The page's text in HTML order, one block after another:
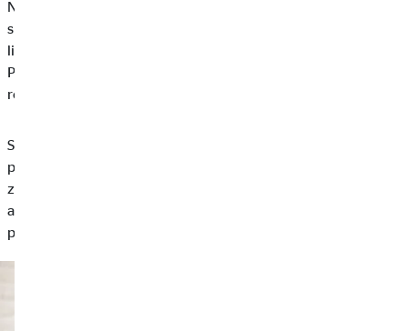
Následne je možné zvoliť si riziká, ktoré sa týkajú dieťaťa (napr.
sirotský dôchodok, dlhodobejšie ochorenia detí – nevyhnutné
liečenie úrazu, trvalé následky úrazu, ošetrovné a pod.).
Produkty pre deti sú spojené s vytváraním dlhodobej finančnej
rezervy, ktorú môže dieťa neskôr využiť.
Samostatnou kategóriou sú produkty so zameraním na
poistenie seniorov. Slúžia ako pomoc, finančná podpora pri
zdravotných komplikáciách v súvislosti s úrazom, poskytujú
asistenciu pri úrazoch a chorobách a zabezpečujú poistné
plnenie pre pozostalých v prípade úmrtia následkom úrazu.